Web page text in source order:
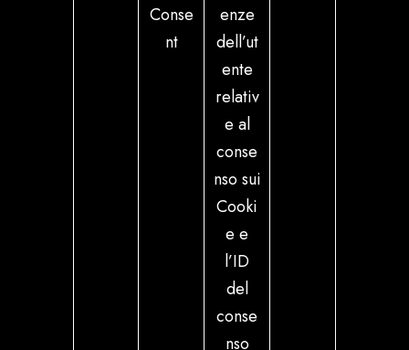
Conse
nt
enze
dell’ut
ente
relativ
e al
conse
nso sui
Cooki
e e
l’ID
del
conse
nso